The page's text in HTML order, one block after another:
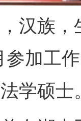
族，
参加工
学硕士